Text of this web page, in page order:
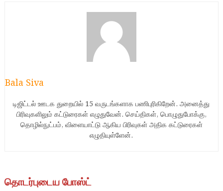
Bala Siva
டிஜிட்டல் ஊடக துறையில் 15 வருடங்களாக பணிபுரிகிறேன். அனைத்து
பிரிவுகளிலும் கட்டுரைகள் எழுதுவேன். செய்திகள், பொழுதுபோக்கு,
தொழில்நுட்பம், விளையாட்டு ஆகிய பிரிவுகள் அதிக கட்டுரைகள்
எழுதியுள்ளேன்.
தொடர்புடைய போஸ்ட்